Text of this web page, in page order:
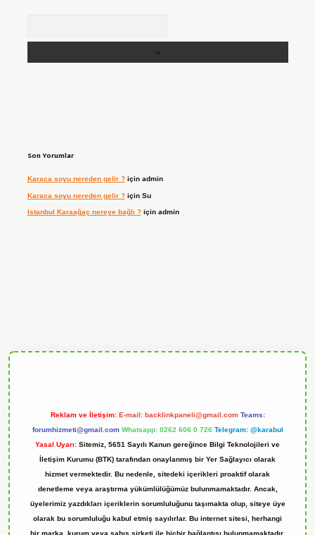
Son Yorumlar
Karaca soyu nereden gelir ?için admin
Karaca soyu nereden gelir ?için Su
Istanbul Karaağaç nereye bağlı ?için admin
Reklam ve İletişim: E-mail: backlinkpaneli@gmail.com Teams:
forumhizmeti@gmail.com Whatsapp: 0262 606 0 726 Telegram: @karabul
Yasal Uyarı: Sitemiz, 5651 Sayılı Kanun gereğince Bilgi Teknolojileri ve
İletişim Kurumu (BTK) tarafından onaylanmış bir Yer Sağlayıcı olarak
hizmet vermektedir. Bu nedenle, sitedeki içerikleri proaktif olarak
denetleme veya araştırma yükümlülüğümüz bulunmamaktadır. Ancak,
üyelerimiz yazdıkları içeriklerin sorumluluğunu taşımakta olup, siteye üye
olarak bu sorumluluğu kabul etmiş sayılırlar. Bu internet sitesi, herhangi
bir marka, kurum veya şahıs şirketi ile hiçbir bağlantısı bulunmamaktadır.